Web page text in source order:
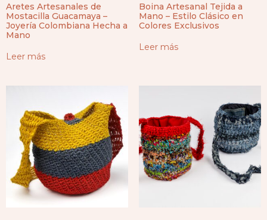
Aretes Artesanales de
Mostacilla Guacamaya –
Joyería Colombiana Hecha a
Mano
Leer más
Boina Artesanal Tejida a
Mano – Estilo Clásico en
Colores Exclusivos
Leer más